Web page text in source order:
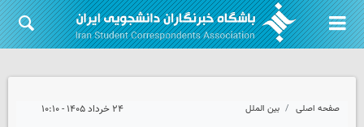
صفحه اصلی بین الملل ۲۴ خرداد ۱۴۰۵ - ۱۰:۱۰